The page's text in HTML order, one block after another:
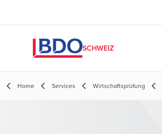
SCHWEIZ
Home Services Wirtschaftsprüfung